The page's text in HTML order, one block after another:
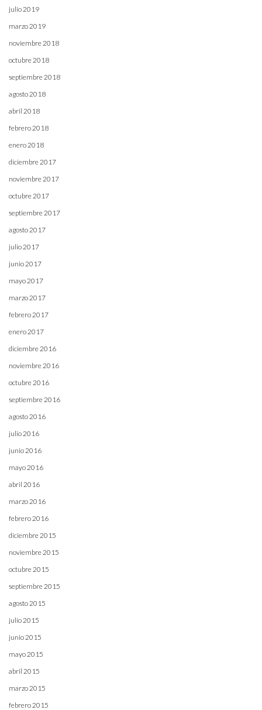
julio 2019
marzo 2019
noviembre 2018
octubre 2018
septiembre 2018
agosto 2018
abril 2018
febrero 2018
enero 2018
diciembre 2017
noviembre 2017
octubre 2017
septiembre 2017
agosto 2017
julio 2017
junio 2017
mayo 2017
marzo 2017
febrero 2017
enero 2017
diciembre 2016
noviembre 2016
octubre 2016
septiembre 2016
agosto 2016
julio 2016
junio 2016
mayo 2016
abril 2016
marzo 2016
febrero 2016
diciembre 2015
noviembre 2015
octubre 2015
septiembre 2015
agosto 2015
julio 2015
junio 2015
mayo 2015
abril 2015
marzo 2015
febrero 2015